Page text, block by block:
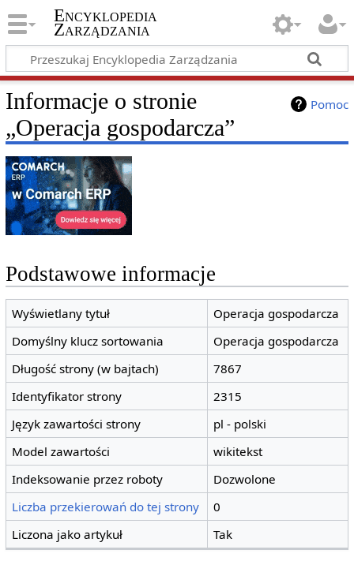
Encyklopedia
Zarządzania
Pomoc
Informacje o stronie
„Operacja gospodarcza”
Podstawowe informacje
Wyświetlany tytuł
Operacja gospodarcza
Domyślny klucz sortowania
Operacja gospodarcza
Długość strony (w bajtach)
7867
Identyfikator strony
2315
Język zawartości strony
pl - polski
Model zawartości
wikitekst
Indeksowanie przez roboty
Dozwolone
Liczba przekierowań do tej strony
0
Liczona jako artykuł
Tak